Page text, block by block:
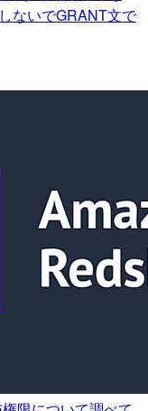
ないでGRANT文で